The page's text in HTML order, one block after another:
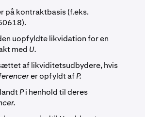
på kontraktbasis (f.eks.
uopfyldte likvidation for en
med U.
af likviditetsudbydere, hvis
er opfyldt afP.
Pi henhold til deres